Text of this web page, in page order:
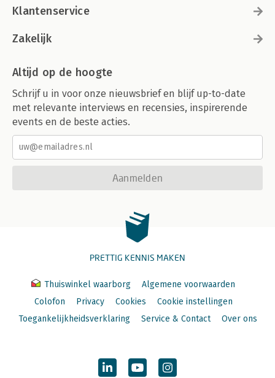
Klantenservice
Zakelijk
Altijd op de hoogte
Schrijf u in voor onze nieuwsbrief en blijf up-to-date
met relevante interviews en recensies, inspirerende
events en de beste acties.
Aanmelden
PRETTIG KENNIS MAKEN
Thuiswinkel waarborg
Algemene voorwaarden
Colofon
Privacy Cookies
Cookie instellingen
Toegankelijkheidsverklaring
Service & Contact Over ons